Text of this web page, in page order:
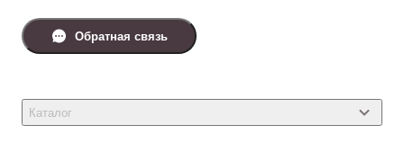
Каталог
Обратная связь